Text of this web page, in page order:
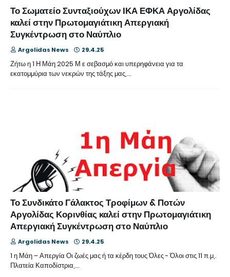
Το Σωματείο Συνταξιούχων ΙΚΑ ΕΦΚΑ Αργολίδας
καλεί στην Πρωτομαγιάτικη Απεργιακή
Συγκέντρωση στο Ναύπλιο
Argolidas News 29.4.25
Ζήτω η 1 Η Μάη 2025 Μ ε σεβασμό και υπερηφάνεια για τα
εκατομμύρια των νεκρών της τάξης μας,…
Το Συνδικάτο Γάλακτος Τροφίμων & Ποτών
Αργολίδας Κορινθίας καλεί στην Πρωτομαγιάτικη
Απεργιακή Συγκέντρωση στο Ναύπλιο
Argolidas News 29.4.25
1 η Μάη – Απεργία Οι ζωές μας ή τα κέρδη τους Όλες - Όλοι στις 11 π.μ,.
Πλατεία Καποδίστρια,…